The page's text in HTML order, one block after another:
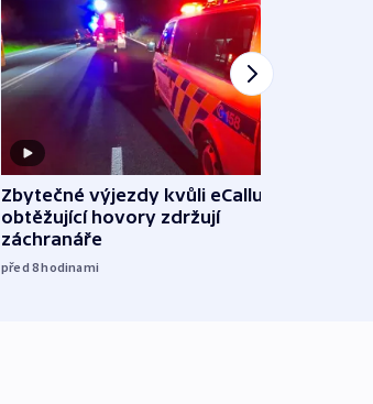
Zbytečné výjezdy kvůli eCallu a
obtěžující hovory zdržují
záchranáře
před 8hodinami